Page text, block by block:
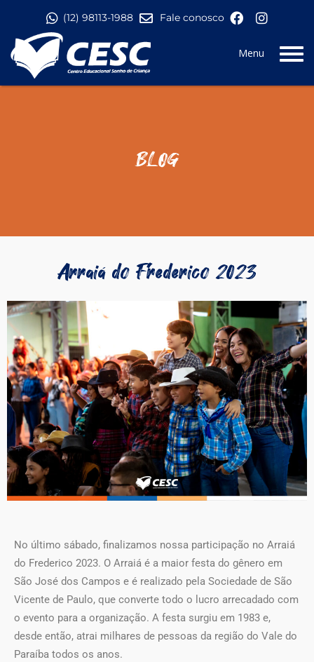
(12) 98113-1988 Fale conosco
Menu
BLOG
Arraiá do Frederico 2023
No último sábado, finalizamos nossa participação no Arraiá
do Frederico 2023. O Arraiá é a maior festa do gênero em
São José dos Campos e é realizado pela Sociedade de São
Vicente de Paulo, que converte todo o lucro arrecadado com
o evento para a organização. A festa surgiu em 1983 e,
desde então, atrai milhares de pessoas da região do Vale do
Paraíba todos os anos.